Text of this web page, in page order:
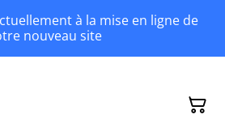
à la mise en ligne de
nouveau site